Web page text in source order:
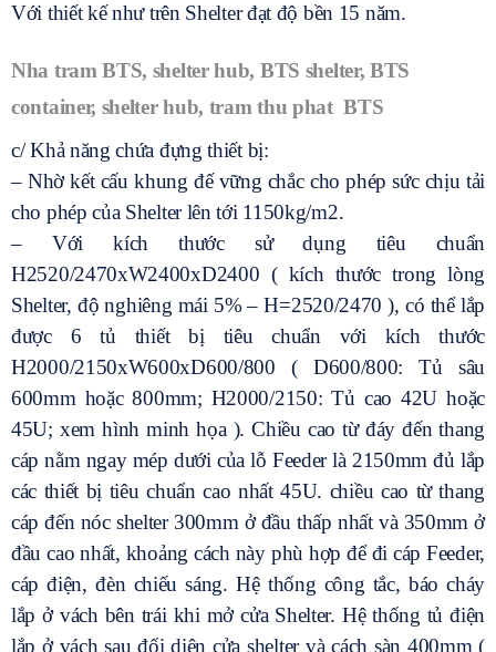
Với thiết kế như trên Shelter đạt độ bền 15 năm.
Nha tram BTS, shelter hub, BTS shelter, BTS
container, shelter hub, tram thu phat BTS
c/ Khả năng chứa đựng thiết bị:
– Nhờ kết cấu khung đế vững chắc cho phép sức chịu tải
cho phép của Shelter lên tới 1150kg/m2.
– Với kích thước sử dụng tiêu chuẩn
H2520/2470xW2400xD2400 ( kích thước trong lòng
Shelter, độ nghiêng mái 5% – H=2520/2470 ), có thể lắp
được 6 tủ thiết bị tiêu chuẩn với kích thước
H2000/2150xW600xD600/800 ( D600/800: Tủ sâu
600mm hoặc 800mm; H2000/2150: Tủ cao 42U hoặc
45U; xem hình minh họa ). Chiều cao từ đáy đến thang
cáp nằm ngay mép dưới của lỗ Feeder là 2150mm đủ lắp
các thiết bị tiêu chuẩn cao nhất 45U. chiều cao từ thang
cáp đến nóc shelter 300mm ở đầu thấp nhất và 350mm ở
đầu cao nhất, khoảng cách này phù hợp để đi cáp Feeder,
cáp điện, đèn chiếu sáng. Hệ thống công tắc, báo cháy
lắp ở vách bên trái khi mở cửa Shelter. Hệ thống tủ điện
lắp ở vách sau đối diện cửa shelter và cách sàn 400mm (